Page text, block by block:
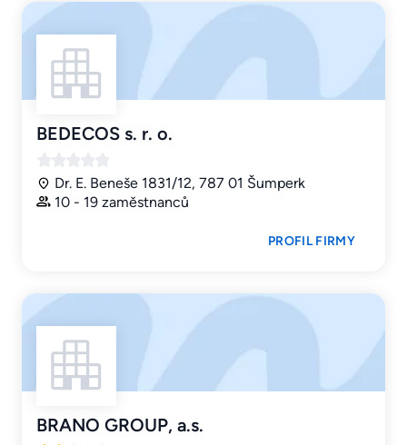
BEDECOS s. r. o.
Dr. E. Beneše 1831/12, 787 01 Šumperk
10 - 19 zaměstnanců
PROFIL FIRMY
BRANO GROUP, a.s.